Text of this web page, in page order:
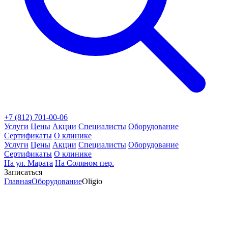
+7 (812) 701-00-06
Услуги Цены Акции Специалисты Оборудование
Сертификаты О клинике
Услуги Цены Акции Специалисты Оборудование
Сертификаты О клинике
На ул. Марата На Соляном пер.
Записаться
ГлавнаяОборудованиеOligio